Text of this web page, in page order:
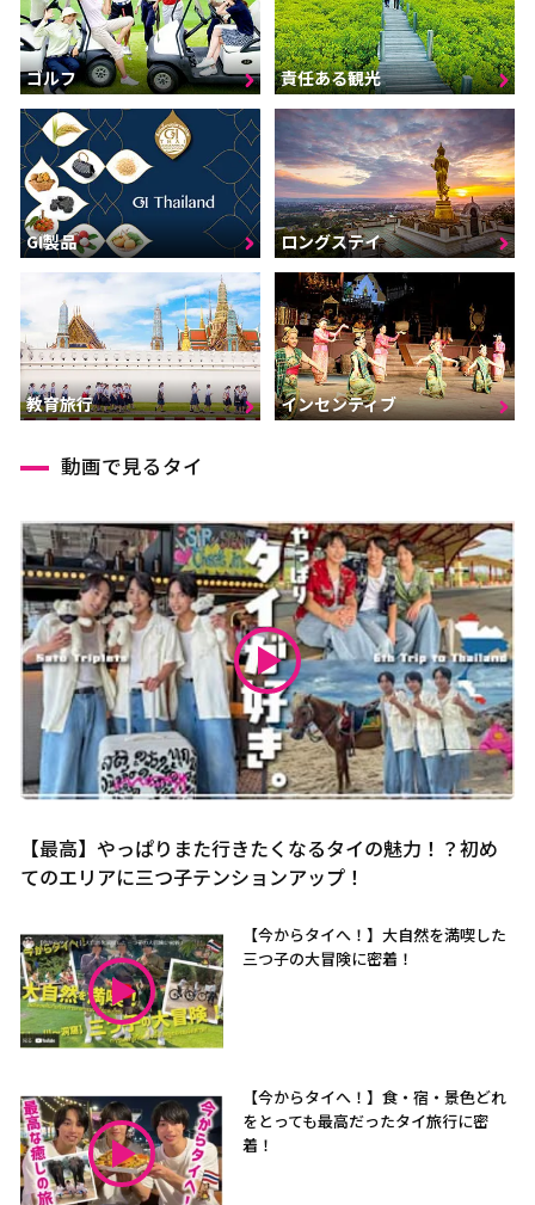
ゴルフ 責任ある観光
GI製品 ロングステイ
教育旅行 インセンティブ
動画で見るタイ
【最高】やっぱりまた行きたくなるタイの魅力！？初め
てのエリアに三つ子テンションアップ！
【今からタイへ！】大自然を満喫した
三つ子の大冒険に密着！
【今からタイへ！】食・宿・景色どれ
をとっても最高だったタイ旅行に密
着！